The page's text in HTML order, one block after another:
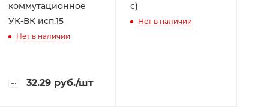
коммутационное
УК-ВК исп.15
Нет в наличии
32.29 руб./шт
с)
Нет в наличии